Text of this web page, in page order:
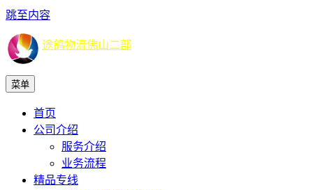
跳至内容
途鸽物流佛山二部
菜单
首页
公司介绍
服务介绍
业务流程
精品专线